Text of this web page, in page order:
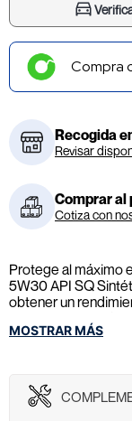
Compra
Recogida
Revisar
Comprar al
Cotiza con
Protege al máximo
5W30 API SQ
obtener un
cambio de aceite
MOSTRAR MÁS